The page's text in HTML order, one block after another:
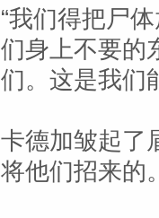
“我们得把尸
们身上不要的
们。这是我们
卡德加皱起了
将他们招来的